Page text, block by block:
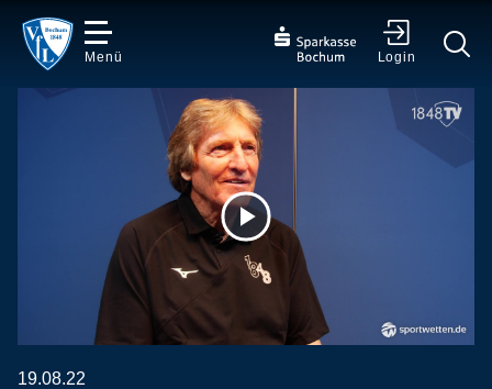
Menü Login
✕
Video
abspielen
19.08.22